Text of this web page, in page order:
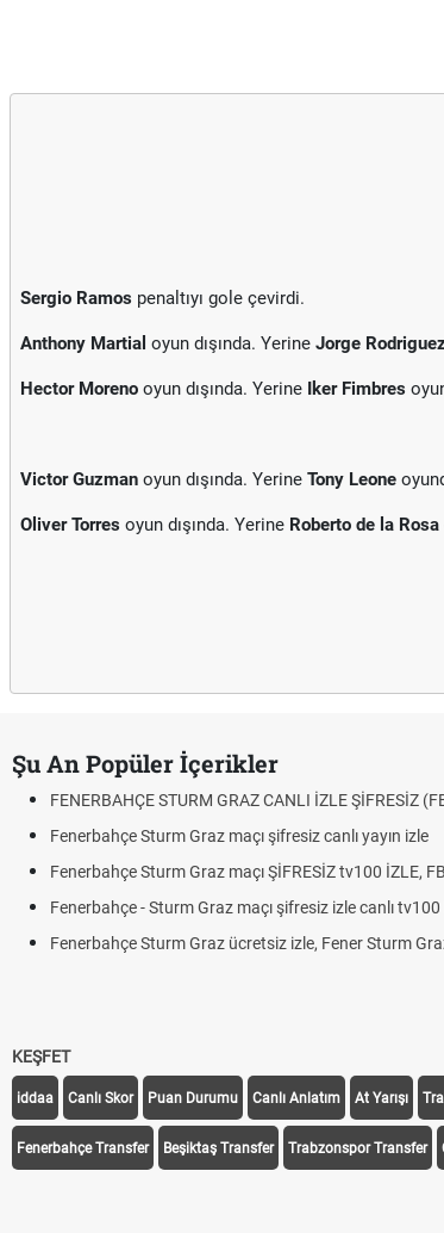
Sergio Ramos penaltıyı gole çevirdi.
Anthony Martial oyun dışında. Yerine Jorge
Hector Moreno oyun dışında. Yerine Iker Fimbres
Victor Guzman oyun dışında. Yerine Tony Leone
Oliver Torres oyun dışında. Yerine Roberto de la Rosa
Şu An Popüler İçerikler
FENERBAHÇE STURM GRAZ CANLI İZLE ŞİFRESİZ
Fenerbahçe Sturm Graz maçı şifresiz canlı yayın izle
Fenerbahçe Sturm Graz maçı ŞİFRESİZ tv100 İZLE,
Fenerbahçe - Sturm Graz maçı şifresiz izle canlı
Fenerbahçe Sturm Graz ücretsiz izle, Fener Sturm
KEŞFET
iddaa Canlı Skor Puan Durumu Canlı Anlatım At Yarışı
Fenerbahçe Transfer Beşiktaş Transfer Trabzonspor Transfer